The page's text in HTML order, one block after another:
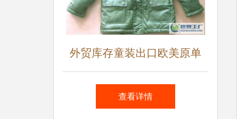
外贸库存童装出口欧美原单
GEOX原单男童羽绒服_二手
查看详情